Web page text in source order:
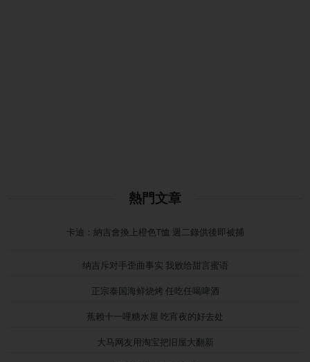
熱門文章
卡迪：納吉會換上橙色T恤 週二錄供後即被捕
纳吉斥对手歪曲事实 我败给甜言蜜语
正宗泰国海鲜烧烤 任吃任喝啤酒
蕉赖十一哩糖水屋 吃宵夜的好去处
大马网友用淘宝把旧屋大翻新